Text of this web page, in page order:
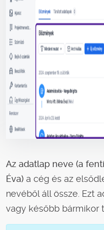
Az adatlap neve (a
Éva) a cég és az
nevéből áll össze. Ezt
vagy később bármikor